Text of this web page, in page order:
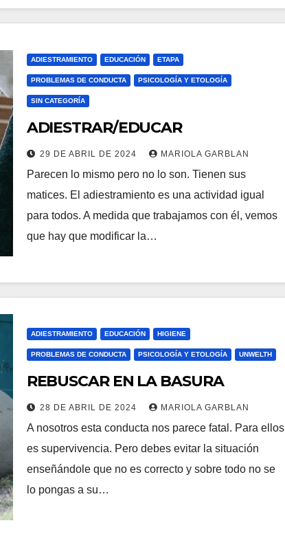
ADIESTRAMIENTO EDUCACIÓN ETAPA
PROBLEMAS DE CONDUCTA PSICOLOGÍA Y ETOLOGÍA
SIN CATEGORÍA
ADIESTRAR/EDUCAR
29 DE ABRIL DE 2024 MARIOLA GARBLAN
Parecen lo mismo pero no lo son. Tienen sus
matices. El adiestramiento es una actividad igual
para todos. A medida que trabajamos con él, vemos
que hay que modificar la…
ADIESTRAMIENTO EDUCACIÓN HIGIENE
PROBLEMAS DE CONDUCTA PSICOLOGÍA Y ETOLOGÍA UNWELTH
REBUSCAR EN LA BASURA
28 DE ABRIL DE 2024 MARIOLA GARBLAN
A nosotros esta conducta nos parece fatal. Para ellos
es supervivencia. Pero debes evitar la situación
enseñándole que no es correcto y sobre todo no se
lo pongas a su…